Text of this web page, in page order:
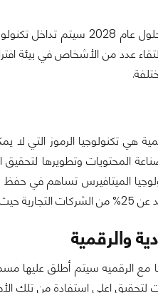
طبقا لأبحاث شركة جارتنر
عدد من الأشخاص في بيئة
المحتويات وتطويرها لتحقيق
الميتافيرس تساهم في حفظ
قابلة لذلك.
والرقمية
مع الرقميه سيتم أطلق
لتحقيق اعلى استفادة من تلك